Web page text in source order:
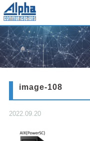
image-108
2022.09.20